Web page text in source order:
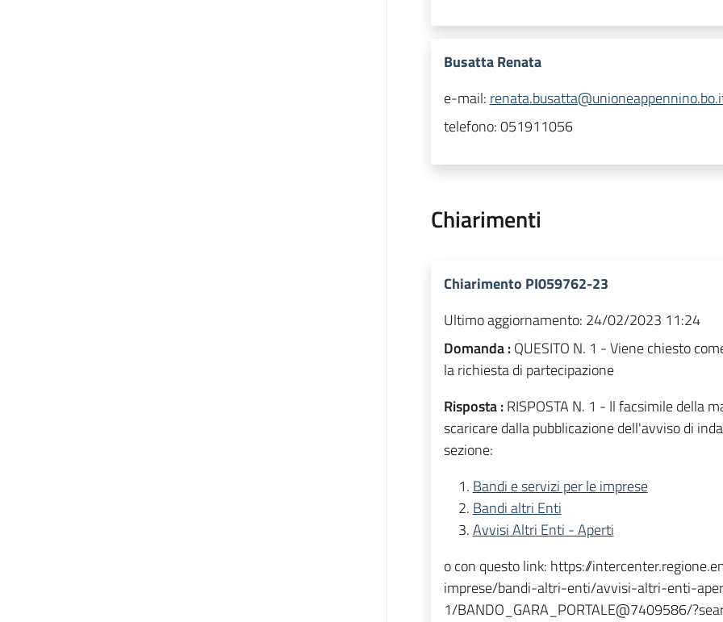
Busatta Renata
e-mail:
telefono:051911056
Chiarimenti
Chiarimento PI059762-23
Ultimo aggiornamento: 24/02/2023 11:24
Domanda :QUESITO N. 1 - Viene chiesto
la richiesta di partecipazione
Risposta :RISPOSTA N. 1 - Il facsimile della
scaricare dalla pubblicazione dell'avviso di
sezione:
Bandi e servizi per le imprese
Bandi altri Enti
Avvisi Altri Enti - Aperti
o con questo link: https://
imprese/bandi-altri-enti/avvisi-altri-enti-
1/BANDO_GARA_PORTALE@7409586/